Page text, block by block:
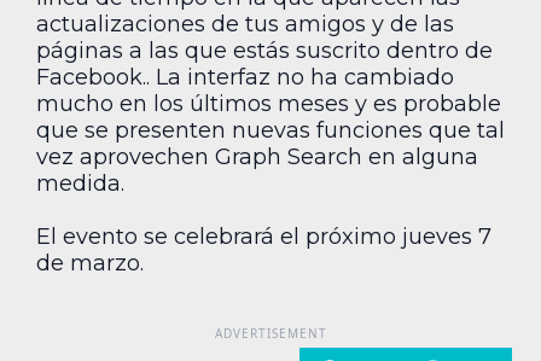
actualizaciones de tus amigos y de las
páginas a las que estás suscrito dentro de
Facebook.. La interfaz no ha cambiado
mucho en los últimos meses y es probable
que se presenten nuevas funciones que tal
vez aprovechen Graph Search en alguna
medida.
El evento se celebrará el próximo jueves 7
de marzo.